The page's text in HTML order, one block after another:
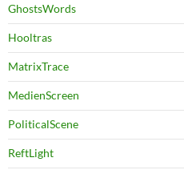
GhostsWords
Hooltras
MatrixTrace
MedienScreen
PoliticalScene
ReftLight